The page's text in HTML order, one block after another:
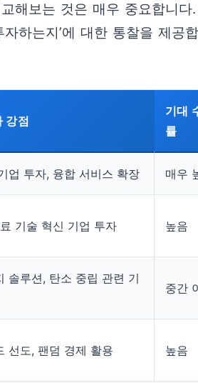
해보는 것은 매우 중요합니다
하는지’에 대한 통찰을 제공
강점
기대
률
업 투자, 융합 서비스 확장 매우
기술 혁신 기업 투자 높음
솔루션, 탄소 중립 관련 기
중간
선도, 팬덤 경제 활용 높음